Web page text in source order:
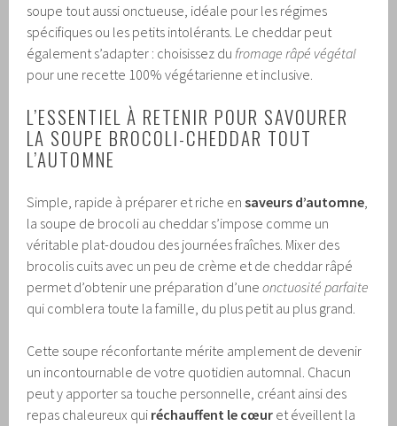
soupe tout aussi onctueuse, idéale pour les régimes
spécifiques ou les petits intolérants. Le cheddar peut
également s’adapter : choisissez dufromage râpé végétal
pour une recette 100% végétarienne et inclusive.
L’ESSENTIEL À RETENIR POUR SAVOURER
LA SOUPE BROCOLI-CHEDDAR TOUT
L’AUTOMNE
Simple, rapide à préparer et riche ensaveurs d’automne,
la soupe de brocoli au cheddar s’impose comme un
véritable plat-doudou des journées fraîches. Mixer des
brocolis cuits avec un peu de crème et de cheddar râpé
permet d’obtenir une préparation d’uneonctuosité parfaite
qui comblera toute la famille, du plus petit au plus grand.
Cette soupe réconfortante mérite amplement de devenir
un incontournable de votre quotidien automnal. Chacun
peut y apporter sa touche personnelle, créant ainsi des
repas chaleureux qui réchauffent le cœur et éveillent la